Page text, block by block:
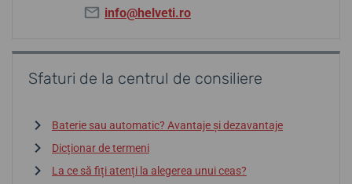
info@helveti.ro
Sfaturi de la centrul de consiliere
Baterie sau automatic? Avantaje și dezavantaje
Dicționar de termeni
La ce să fiți atenți la alegerea unui ceas?